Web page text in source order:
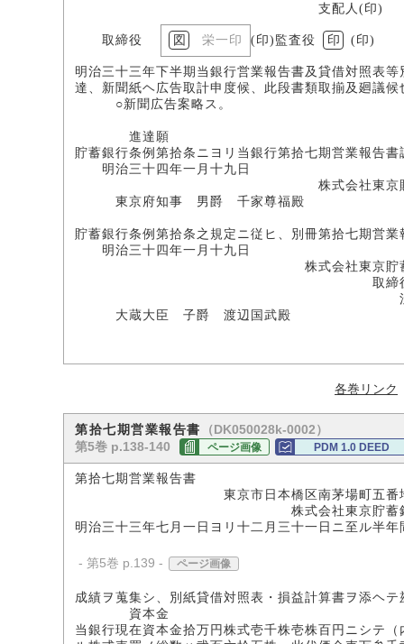
支配人(印)
取締役 栄一印 (印)監査役 印 (印)
明治三十三年下半期当銀行営業報告書及貸借対照表
達、新聞紙ヘ広告取計申度候、此段書類取揃及廻議候
○新聞広告案略ス。
進達願
貯蓄銀行条例第拾条ニヨリ当銀行第拾七期営業報告
明治三十四年一月十九日
株式会社東京貯蓄
東京府知事 男爵 千家尊福殿
貯蓄銀行条例第拾条之規定ニ従ヒ、別冊第拾七期営
明治三十四年一月十九日
株式会社東京貯蓄
取締役会
渋沢栄
大蔵大臣 子爵 渡辺国武殿
各巻リンク
第拾七期営業報告書
（DK050028k-0002）
第5巻 p.138-140
ページ画像 PDM 1.0 DEED
第拾七期営業報告書
東京市日本橋区南茅場町五番
株式会社東京貯蓄銀
明治三十三年七月一日ヨリ十二月三十一日ニ至ル半年
- 第5巻 p.139 - ページ画像
成績ヲ蒐集シ、別紙貸借対照表・損益計算書ヲ添ヘテ
資本金
当銀行現在資本金拾万円株式壱千株壱株百円ニシテ